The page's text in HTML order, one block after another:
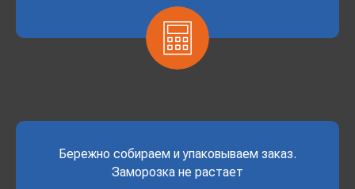
Бережно собираем и упаковываем заказ.
Заморозка не растает